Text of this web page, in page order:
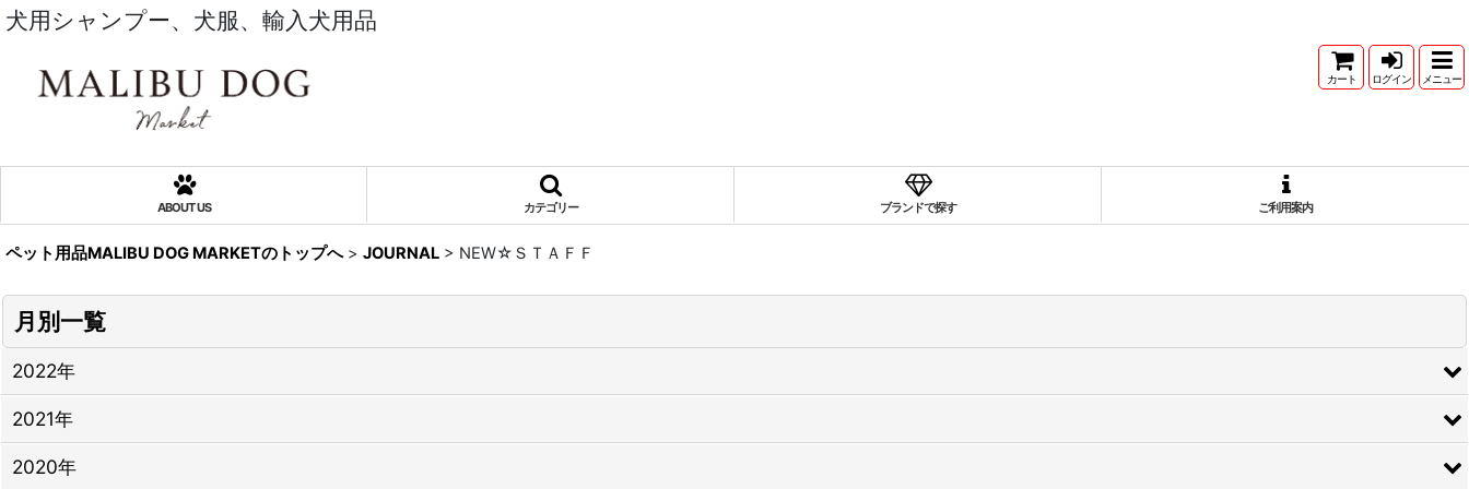
犬用シャンプー、犬服、輸入犬用品
カート ログイン メニュー
ABOUT US カテゴリー ブランドで探す ご利用案内
ペット用品MALIBU DOG MARKETのトップへ > JOURNAL > NEW☆ＳＴＡＦＦ
月別一覧
2022年
2021年
2020年